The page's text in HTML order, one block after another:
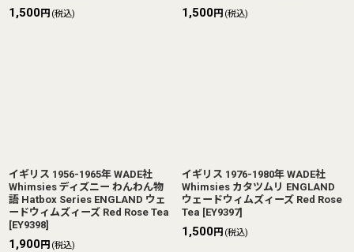
1,500円 (税込) 1,500円 (税込)
イギリス 1956-1965年 WADE社
Whimsies ディズニー わんわん物
語 Hatbox Series ENGLAND ウェ
ードウィムズィーズ Red Rose Tea
[EY9398]
1,900円 (税込)
イギリス 1976-1980年 WADE社
Whimsies カタツムリ ENGLAND
ウェードウィムズィーズ Red Rose
Tea [EY9397]
1,500円 (税込)